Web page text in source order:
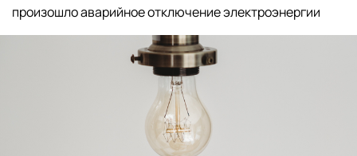
произошло аварийное отключение электроэнергии